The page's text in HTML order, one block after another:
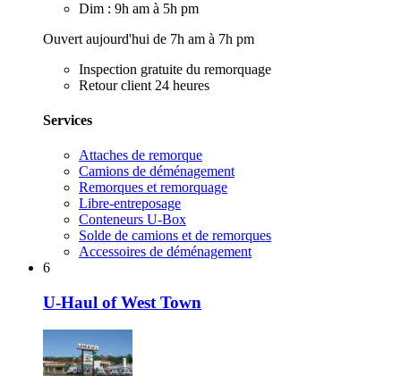
Dim : 9h am à 5h pm
Ouvert aujourd'hui de 7h am à 7h pm
Inspection gratuite du remorquage
Retour client 24 heures
Services
Attaches de remorque
Camions de déménagement
Remorques et remorquage
Libre-entreposage
Conteneurs U-Box
Solde de camions et de remorques
Accessoires de déménagement
6
U-Haul of West Town